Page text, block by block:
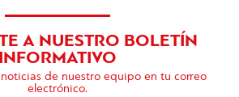
A NUESTRO BOLETÍN
INFORMATIVO
noticias de nuestro equipo en tu correo
electrónico.